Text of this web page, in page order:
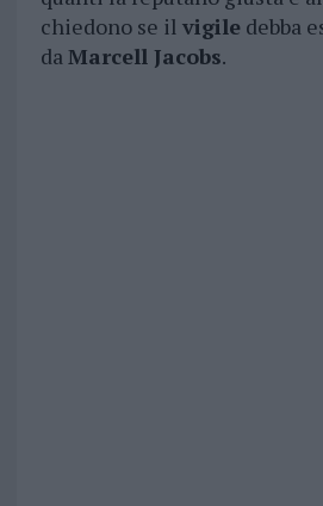
chiedono se il vigiledebba
daMarcell Jacobs.